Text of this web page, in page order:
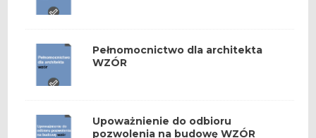
Pełnomocnictwo dla architekta
WZÓR
Upoważnienie do odbioru
pozwolenia na budowę WZÓR